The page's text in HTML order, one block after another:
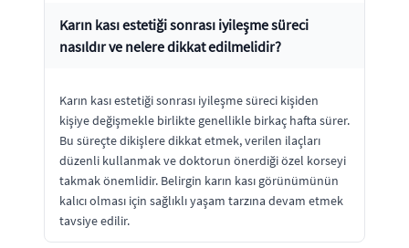
Karın kası estetiği sonrası iyileşme süreci
nasıldır ve nelere dikkat edilmelidir?
Karın kası estetiği sonrası iyileşme süreci kişiden
kişiye değişmekle birlikte genellikle birkaç hafta sürer.
Bu süreçte dikişlere dikkat etmek, verilen ilaçları
düzenli kullanmak ve doktorun önerdiği özel korseyi
takmak önemlidir. Belirgin karın kası görünümünün
kalıcı olması için sağlıklı yaşam tarzına devam etmek
tavsiye edilir.